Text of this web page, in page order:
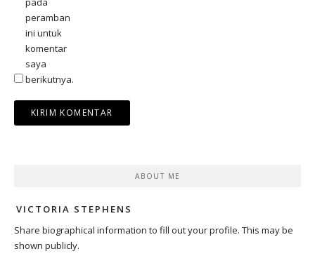
peramban
ini untuk
komentar
saya
berikutnya.
ABOUT ME
VICTORIA STEPHENS
Share biographical information to fill out your profile. This may be
shown publicly.